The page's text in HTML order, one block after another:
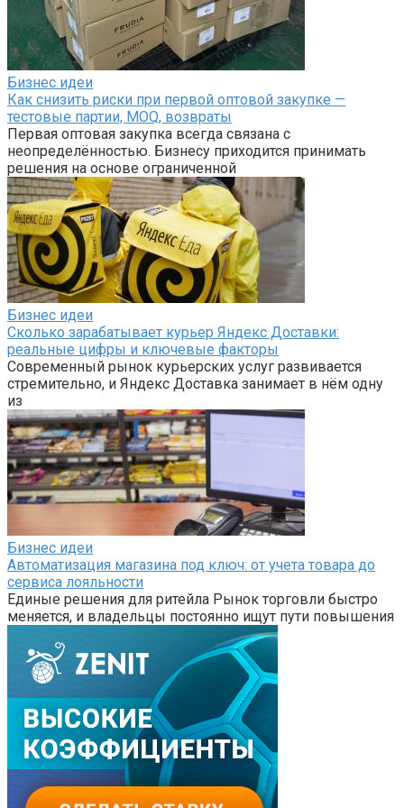
Бизнес идеи
Как снизить риски при первой оптовой закупке —
тестовые партии, MOQ, возвраты
Первая оптовая закупка всегда связана с
неопределённостью. Бизнесу приходится принимать
решения на основе ограниченной
Бизнес идеи
Сколько зарабатывает курьер Яндекс Доставки:
реальные цифры и ключевые факторы
Современный рынок курьерских услуг развивается
стремительно, и Яндекс Доставка занимает в нём одну
из
Бизнес идеи
Автоматизация магазина под ключ: от учета товара до
сервиса лояльности
Единые решения для ритейла Рынок торговли быстро
меняется, и владельцы постоянно ищут пути повышения